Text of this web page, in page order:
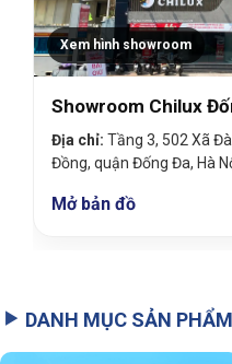
Xem hình showroom
Showroom Chilux
Địa chỉ: Tầng 3, 502 Xã
Đồng, quận Đống Đa, Hà
Mở bản đồ
DANH MỤC SẢN